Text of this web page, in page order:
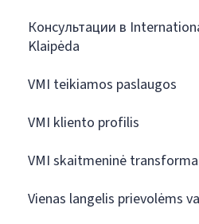
Консультации в
Klaipėda
VMI teikiamos paslaugos
VMI kliento profilis
VMI skaitmeninė
Vienas langelis prievolėms